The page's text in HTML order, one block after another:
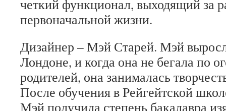
четкий функционал, выходящий за
первоначальной жизни.
Дизайнер – Мэй Старей. Мэй
Лондоне, и когда она не бегала по
родителей, она занималась
После обучения в Рейгейтской
Мэй получила степень бакалавра